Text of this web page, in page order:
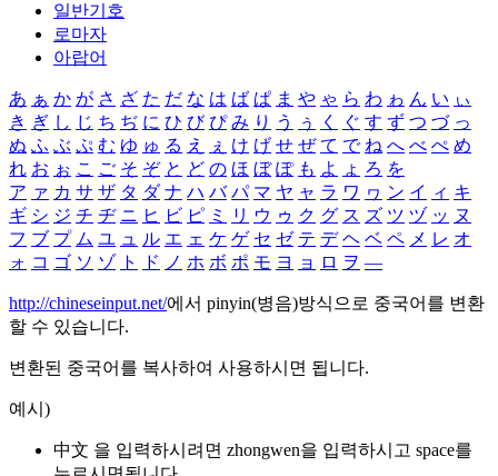
일반기호
로마자
아랍어
あ ぁ か が さ ざ た だ な は ば ぱ ま や ゃ ら わ ゎ ん い ぃ
き ぎ し じ ち ぢ に ひ び ぴ み り う ぅ く ぐ す ず つ づ っ
ぬ ふ ぶ ぷ む ゆ ゅ る え ぇ け げ せ ぜ て で ね へ べ ぺ め
れ お ぉ こ ご そ ぞ と ど の ほ ぼ ぽ も よ ょ ろ を
ア ァ カ サ ザ タ ダ ナ ハ バ パ マ ヤ ャ ラ ワ ヮ ン イ ィ キ
ギ シ ジ チ ヂ ニ ヒ ビ ピ ミ リ ウ ゥ ク グ ス ズ ツ ヅ ッ ヌ
フ ブ プ ム ユ ュ ル エ ェ ケ ゲ セ ゼ テ デ ヘ ベ ペ メ レ オ
ォ コ ゴ ソ ゾ ト ド ノ ホ ボ ポ モ ヨ ョ ロ ヲ ―
http://chineseinput.net/에서 pinyin(병음)방식으로 중국어를 변환
할 수 있습니다.
변환된 중국어를 복사하여 사용하시면 됩니다.
예시)
中文 을 입력하시려면 zhongwen을 입력하시고 space를